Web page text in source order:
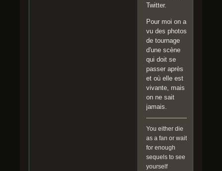
Twitter.
Pour moi on a
vu des photos
de tournage
d'une scène
qui doit se
passer après
et où elle est
vivante, mais
on ne sait
jamais.
You either die
as a fan or wait
for enough
sequels to see
yourself